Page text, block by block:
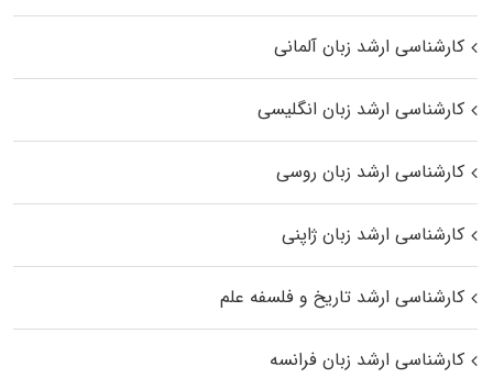
کارشناسی ارشد زبان آلمانی
کارشناسی ارشد زبان انگلیسی
کارشناسی ارشد زبان روسی
کارشناسی ارشد زبان ژاپنی
کارشناسی ارشد تاریخ و فلسفه علم
کارشناسی ارشد زبان فرانسه